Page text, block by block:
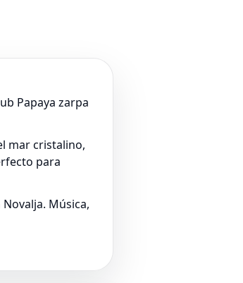
Papaya zarpa
mar cristalino,
para
Música,